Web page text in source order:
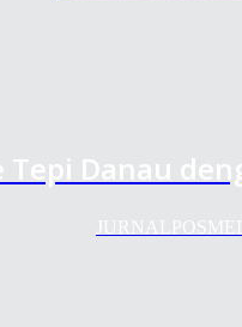
Tepi Danau